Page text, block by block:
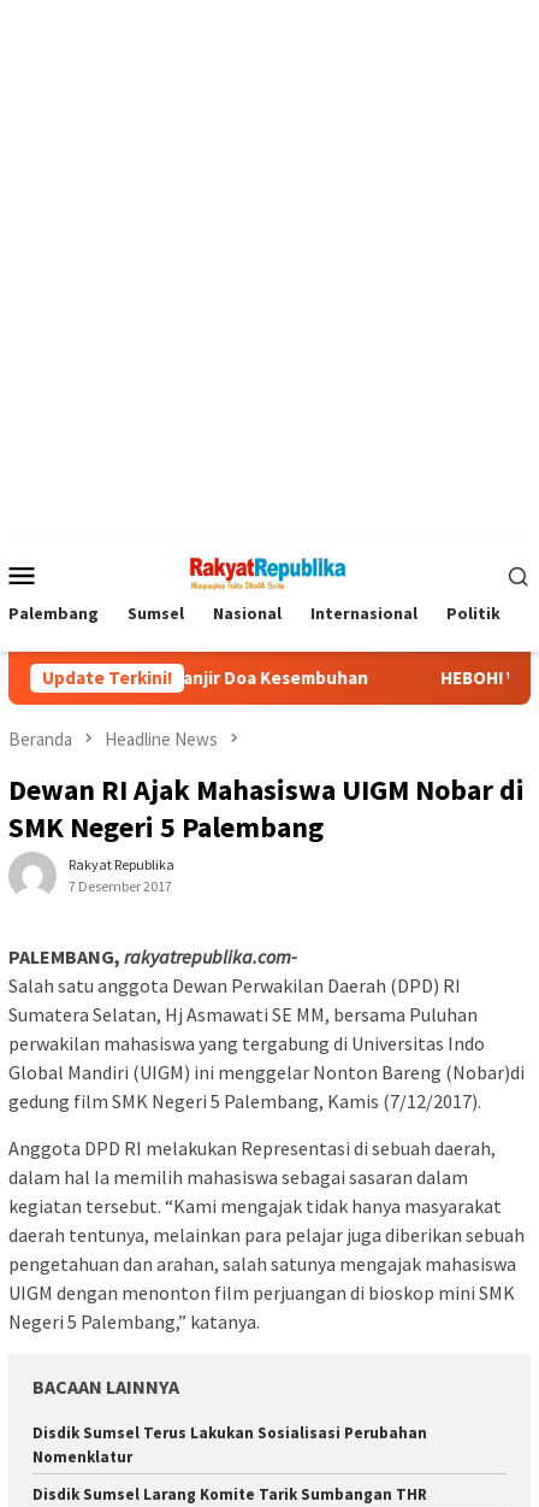
Mobile
Palembang Sumsel Nasional Internasional Politik
Update Terkini!
Banjir Doa Kesembuhan HEBOH! Video Viral
Beranda Headline News
Dewan RI Ajak Mahasiswa UIGM Nobar di
SMK Negeri 5 Palembang
Rakyat Republika
7 Desember 2017
PALEMBANG, rakyatrepublika.com-
Salah satu anggota Dewan Perwakilan Daerah (DPD) RI
Sumatera Selatan, Hj Asmawati SE MM, bersama Puluhan
perwakilan mahasiswa yang tergabung di Universitas Indo
Global Mandiri (UIGM) ini menggelar Nonton Bareng (Nobar)di
gedung film SMK Negeri 5 Palembang, Kamis (7/12/2017).
Anggota DPD RI melakukan Representasi di sebuah daerah,
dalam hal Ia memilih mahasiswa sebagai sasaran dalam
kegiatan tersebut. “Kami mengajak tidak hanya masyarakat
daerah tentunya, melainkan para pelajar juga diberikan sebuah
pengetahuan dan arahan, salah satunya mengajak mahasiswa
UIGM dengan menonton film perjuangan di bioskop mini SMK
Negeri 5 Palembang,” katanya.
BACAAN LAINNYA
Disdik Sumsel Terus Lakukan Sosialisasi Perubahan
Nomenklatur
Disdik Sumsel Larang Komite Tarik Sumbangan THR